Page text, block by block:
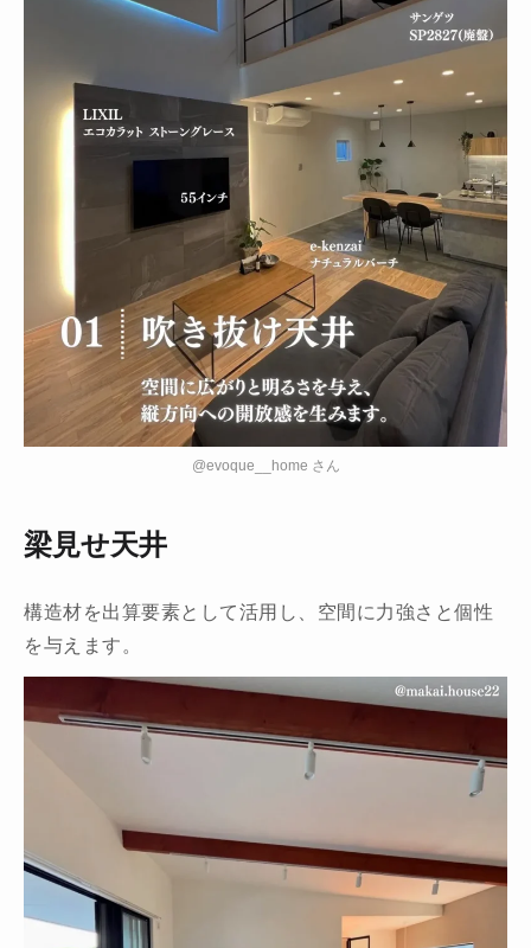
@evoque__home さん
梁見せ天井
構造材を出算要素として活用し、空間に力強さと個性
を与えます。